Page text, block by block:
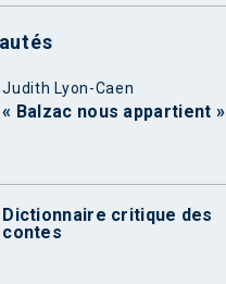
Judith Lyon-Caen
« Balzac nous appartient »
Dictionnaire critique des
contes